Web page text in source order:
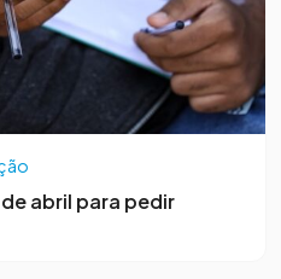
abril para pedir